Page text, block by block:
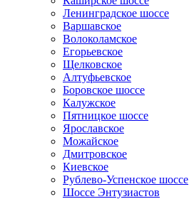
Ленинградское шоссе
Варшавское
Волоколамское
Егорьевское
Щелковское
Алтуфьевское
Боровское шоссе
Калужское
Пятницкое шоссе
Ярославское
Можайское
Дмитровское
Киевское
Рублево-Успенское шоссе
Шоссе Энтузиастов